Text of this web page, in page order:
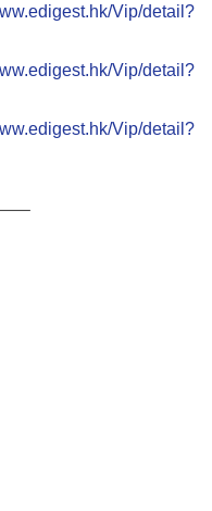
Vip/detail?
Vip/detail?
Vip/detail?